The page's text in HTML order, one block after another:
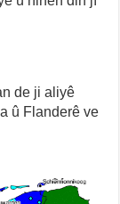
de ji aliyê
û Flanderê ve